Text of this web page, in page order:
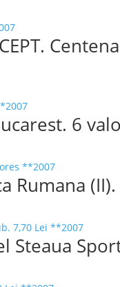
6
Rumana
Steaua